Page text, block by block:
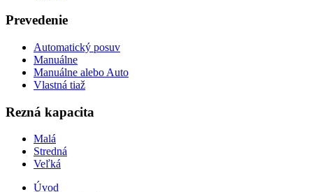
Prevedenie
Automatický posuv
Manuálne
Manuálne alebo Auto
Vlastná tiaž
Rezná kapacita
Malá
Stredná
Veľká
Úvod